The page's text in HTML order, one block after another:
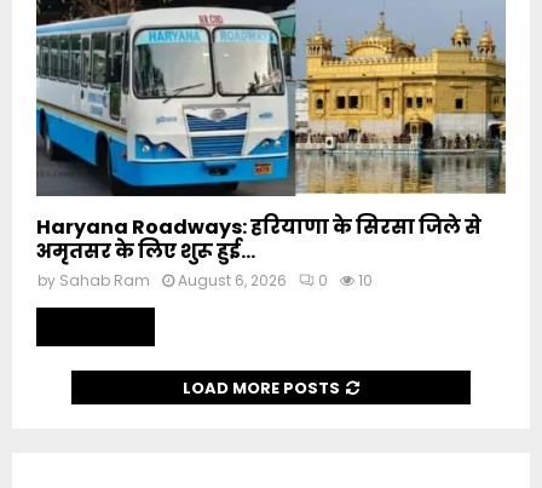
Haryana Roadways: हरियाणा के सिरसा जिले से
अमृतसर के लिए शुरू हुई...
by Sahab Ram August 6, 2026 0 10
LOAD MORE POSTS